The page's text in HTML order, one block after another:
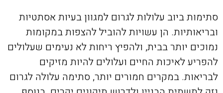
סתימות ביוב עלולות לגרום למגוון בעיות אסתטיות
ובריאותיות. הן עשויות להוביל להצפות במקומות
נמוכים יותר בבית, ולהפיץ ריחות לא נעימים שעלולים
להפריע לאיכות החיים ועלולים להיות מזיקים
לבריאות. במקרים חמורים יותר, סתימה עלולה לגרום